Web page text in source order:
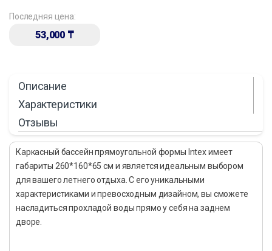
Последняя цена:
53,000 ₸
Описание
Характеристики
Отзывы
Каркасный бассейн прямоугольной формы Intex имеет
габариты 260*160*65 см и является идеальным выбором
для вашего летнего отдыха. С его уникальными
характеристиками и превосходным дизайном, вы сможете
насладиться прохладой воды прямо у себя на заднем
дворе.